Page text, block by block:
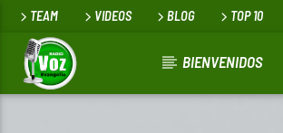
TEAM VIDEOS BLOG TOP 10
BIENVENIDOS